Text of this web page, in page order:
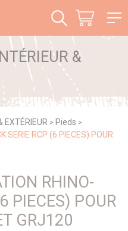
&
EXTÉRIEUR > Pieds >
SERIE RCP (6 PIECES) POUR
RHINO-
PIECES) POUR
GRJ120